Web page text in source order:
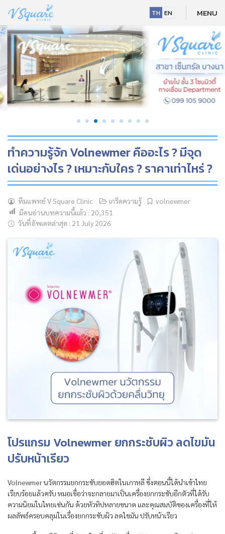
content
NEW
HOT
Search
for:
TH EN MENU
ทำความรู้จัก Volnewmer คืออะไร ? มีจุด
เด่นอย่างไร ? เหมาะกับใคร ? ราคาเท่าไหร่ ?
ทีมแพทย์ V Square Clinic เกร็ดความรู้
volnewmer
มีคนอ่านบทความนี้แล้ว : 20,351
วันที่อัพเดตล่าสุด : 21 July 2026
โปรแกรม Volnewmer ยกกระชับผิว ลดไขมัน
ปรับหน้าเรียว
Volnewmer นวัตกรรมยกกระชับยอดฮิตในเกาหลี ซึ่งตอนนี้ได้นำเข้าไทย
เรียบร้อยแล้วครับ หมอเชื่อว่าจะกลายมาเป็นเครื่องยกกระชับอีกตัวที่ได้รับ
ความนิยมในไทยเช่นกัน ด้วยหัวทิปหลายขนาด และคุณสมบัติของเครื่องที่ให้
ผลลัพธ์ครอบคลุมในเรื่องยกกระชับผิว ลดไขมัน ปรับหน้าเรียว